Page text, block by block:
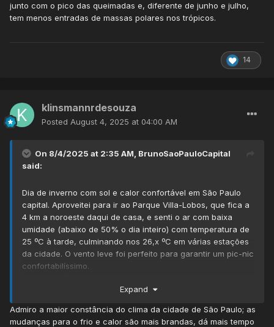
junto com o pico das queimadas e, diferente de junho e julho,
tem menos entradas de massas polares nos trópicos.
14
klinsmannrdesouza
Posted August 4, 2025 at 04:00 AM
On 8/4/2025 at 2:35 AM, BrunoSaoPauloCapital
said:
Dia de inverno com sol e calor confortável em São Paulo
capital. Aproveitei para ir ao Parque Villa-Lobos, que fica a
4 km a noroeste daqui de casa, e senti o ar com baixa
umidade (abaixo de 50% o dia inteiro) com temperatura de
25 ºC à tarde, culminando nos 26,x ºC em várias estações
da cidade. O vento leve foi perfeito para garantir um pic-nic
confortabilíssimo.
temperaturas frescas, que me obrigarão a ir à aula de
ela até o fim do dia na terça e na quarta.
Expand
Admiro a maior constância do clima da cidade de São Paulo; as
mudanças para o frio e calor são mais brandas, dá mais tempo